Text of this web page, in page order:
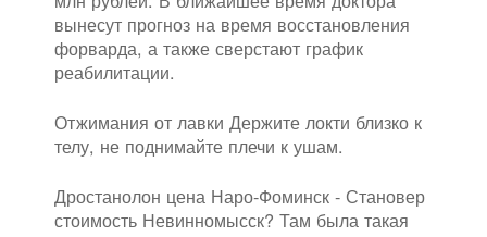
вынесут прогноз на время восстановления
форварда, а также сверстают график
реабилитации.
Отжимания от лавки Держите локти близко к
телу, не поднимайте плечи к ушам.
Дростанолон цена Наро-Фоминск - Становер
стоимость Невинномысск? Там была такая